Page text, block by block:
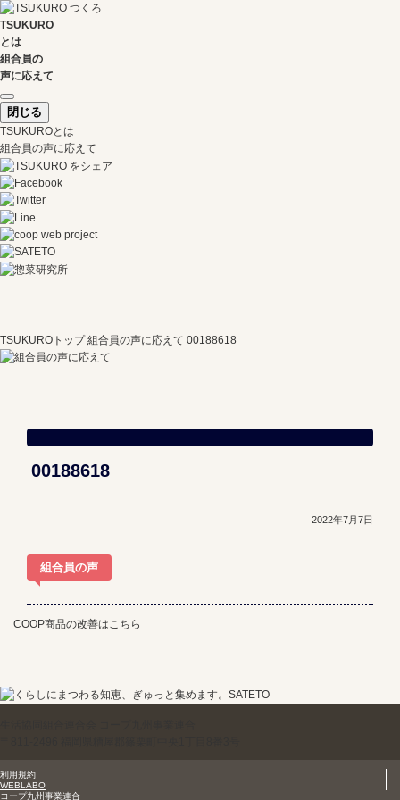
TSUKURO
とは
組合員の
声に応えて
閉じる
TSUKUROとは
組合員の声に応えて
TSUKUROトップ 組合員の声に応えて 00188618
00188618
2022年7月7日
組合員の声
COOP商品の改善はこちら
利用規約
WEBLABO
コープ九州事業連合